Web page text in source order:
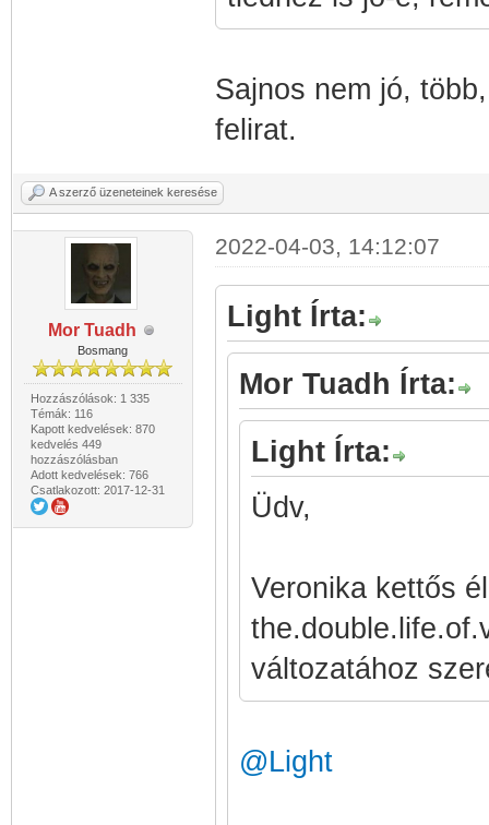
Sajnos nem jó,
felirat.
A szerző üzeneteinek keresése
Mor Tuadh
Bosmang
Hozzászólások: 1 335
Témák: 116
Kapott kedvelések: 870
kedvelés 449
hozzászólásban
Adott kedvelések: 766
Csatlakozott: 2017-12-31
2022-04-03, 14:12:07
Light Írta:
Mor Tuadh Írta:
Light Írta:
Üdv,
Veronika kettős
változatához
@Light